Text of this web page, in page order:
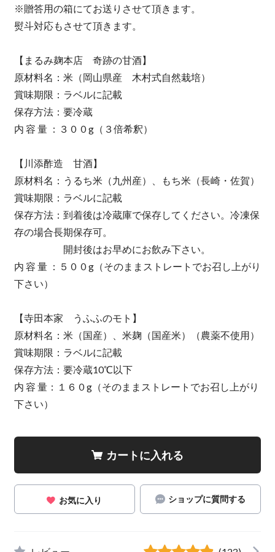
※贈答用の箱にてお送りさせて頂きます。
熨斗対応もさせて頂きます。
【まるみ麹本店 奇跡の甘酒】
原材料名：米（岡山県産 木村式自然栽培）
賞味期限：ラベルに記載
保存方法：要冷蔵
内 容 量 ：３００g（３倍希釈）
【川添酢造 甘酒】
原材料名：うるち米（九州産）、もち米（長崎・佐賀）
賞味期限：ラベルに記載
保存方法：到着後は冷蔵庫で保存してください。冷凍保
存の場合長期保存可。
開封後はお早めにお飲み下さい。
内 容 量 ：５００g（そのままストレートでお召し上がり
下さい）
【寺田本家 うふふのモト】
原材料名：米（国産）、米麹（国産米）（農薬不使用）
賞味期限：ラベルに記載
保存方法：要冷蔵10℃以下
内 容 量：１６０g（そのままストレートでお召し上がり
下さい）
カートに入れる
お気に入り ショップに質問する